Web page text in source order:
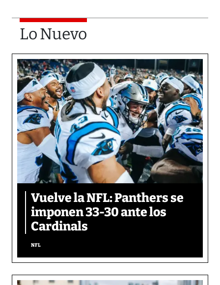
Lo Nuevo
Vuelve la NFL: Panthers se
imponen 33-30 ante los
Cardinals
NFL